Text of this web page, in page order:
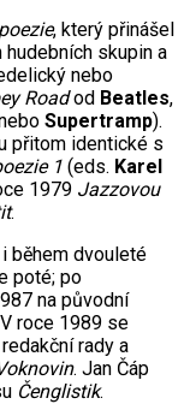
, který přinášel
skupin a
nebo
Roadod Beatles,
Supertramp).
přitom identické s
1 (eds. Karel
1979 Jazzovou
.
během dvouleté
poté; po
na původní
roce 1989 se
rady a
. Jan Čáp
Čenglistik.